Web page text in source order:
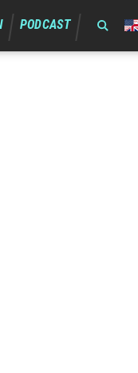
PODCAST